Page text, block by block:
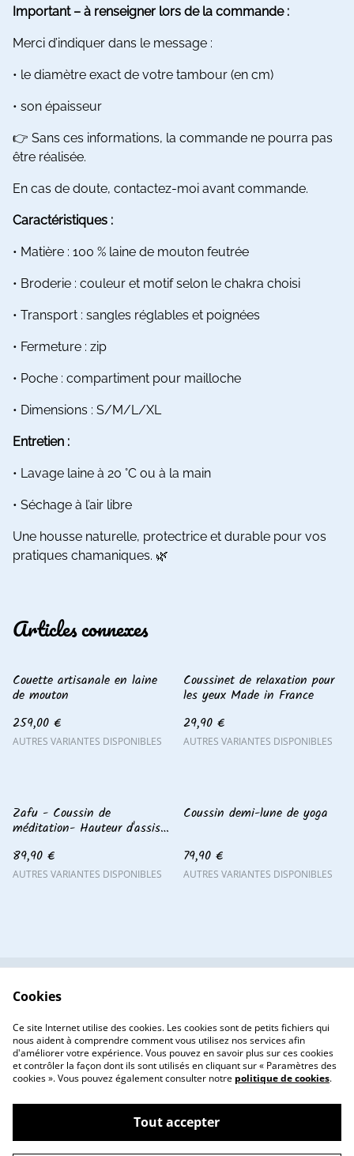
Important – à renseigner lors de la commande :
Merci d’indiquer dans le message :
• le diamètre exact de votre tambour (en cm)
• son épaisseur
👉 Sans ces informations, la commande ne pourra pas
être réalisée.
En cas de doute, contactez-moi avant commande.
Caractéristiques :
• Matière : 100 % laine de mouton feutrée
• Broderie : couleur et motif selon le chakra choisi
• Transport : sangles réglables et poignées
• Fermeture : zip
• Poche : compartiment pour mailloche
• Dimensions : S/M/L/XL
Entretien :
• Lavage laine à 20 °C ou à la main
• Séchage à l’air libre
Une housse naturelle, protectrice et durable pour vos
pratiques chamaniques. 🌿
Articles connexes
Couette artisanale en laine
de mouton
259,00 €
AUTRES VARIANTES DISPONIBLES
Coussinet de relaxation pour
les yeux Made in France
29,90 €
AUTRES VARIANTES DISPONIBLES
Zafu - Coussin de
méditation- Hauteur d'assise
89,90 €
AUTRES VARIANTES DISPONIBLES
Coussin demi-lune de yoga
79,90 €
AUTRES VARIANTES DISPONIBLES
Politique de
confidentialité
Politique de cookies
©2026ATELIER 23
Cookies
Ce site Internet utilise des cookies. Les cookies sont de petits fichiers qui
nous aident à comprendre comment vous utilisez nos services afin
d'améliorer votre expérience. Vous pouvez en savoir plus sur ces cookies
et contrôler la façon dont ils sont utilisés en cliquant sur « Paramètres des
cookies ». Vous pouvez également consulter notre politique de cookies.
Tout accepter